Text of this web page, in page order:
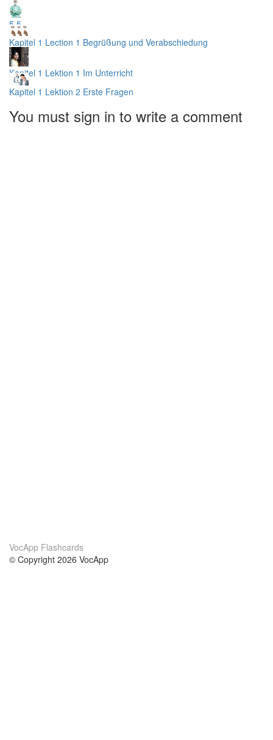
5.5
Kapitel 1 Lection 1 Begrüßung und Verabschiedung
Kapitel 1 Lektion 1 Im Unterricht
Kapitel 1 Lektion 2 Erste Fragen
You must sign in to write a comment
VocApp Flashcards
© Copyright 2026 VocApp